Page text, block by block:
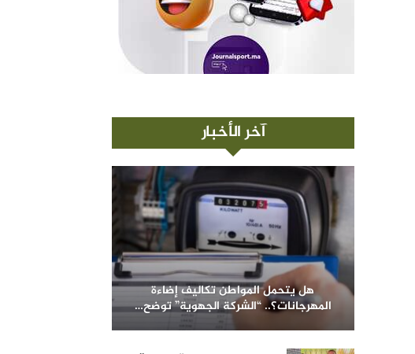
آخر الأخبار
هل يتحمل المواطن تكاليف إضاءة
المهرجانات؟.. “الشركة الجهوية” توضح…